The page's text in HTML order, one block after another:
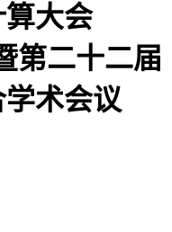
大会
第二十二届
术会议